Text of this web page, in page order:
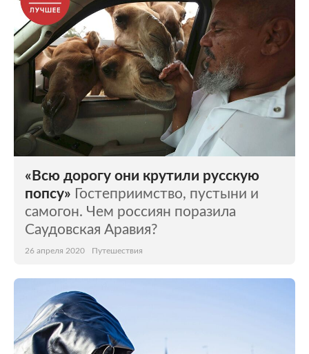
«Всю дорогу они крутили русскую
попсу» Гостеприимство, пустыни и
самогон. Чем россиян поразила
Саудовская Аравия?
26 апреля 2020 Путешествия